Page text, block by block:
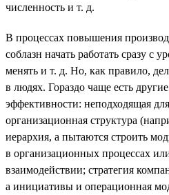
численность и т. д.
В процессах повышения
соблазн начать работать сразу с
менять и т. д. Но, как правило,
в людях. Гораздо чаще есть
эффективности: неподходящая
организационная структура
иерархия, а пытаются строить
в организационных процессах
взаимодействии; стратегия
а инициативы и операционная